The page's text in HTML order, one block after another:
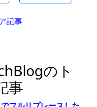
記事
のト
事